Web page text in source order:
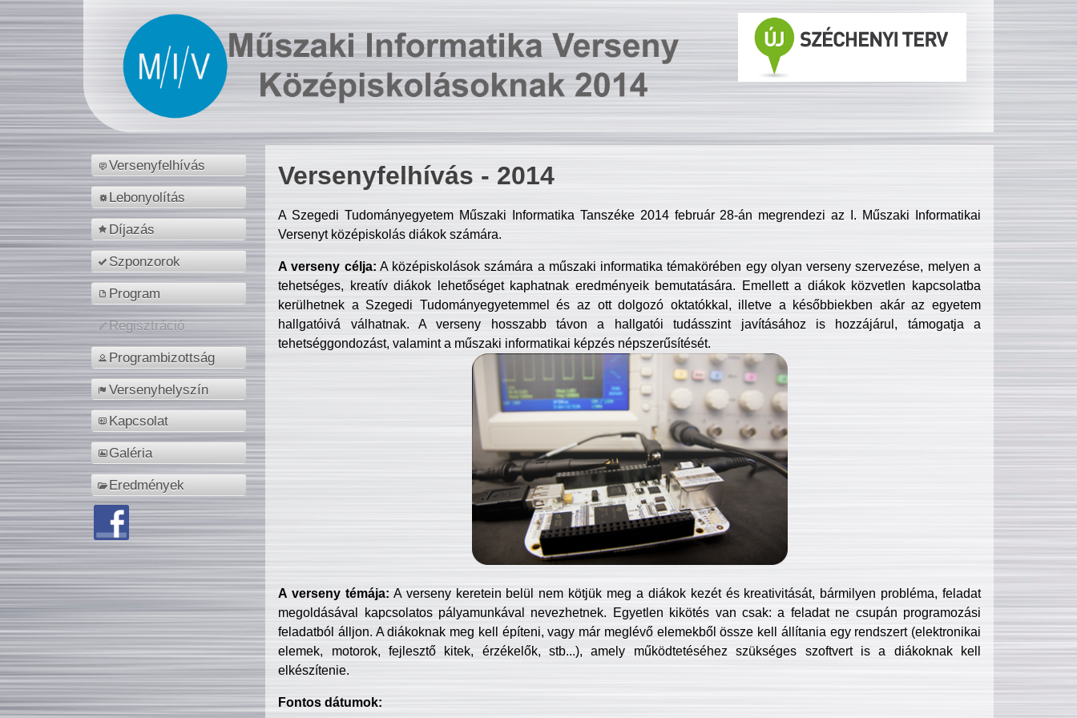
Versenyfelhívás
Lebonyolítás
Díjazás
Szponzorok
Program
Regisztráció
Programbizottság
Versenyhelyszín
Kapcsolat
Galéria
Eredmények
Versenyfelhívás - 2014
A Szegedi Tudományegyetem Műszaki Informatika Tanszéke 2014 február 28-án megrendezi az I. Műszaki Informatikai
Versenyt középiskolás diákok számára.
A verseny célja: A középiskolások számára a műszaki informatika témakörében egy olyan verseny szervezése, melyen a
tehetséges, kreatív diákok lehetőséget kaphatnak eredményeik bemutatására. Emellett a diákok közvetlen kapcsolatba
kerülhetnek a Szegedi Tudományegyetemmel és az ott dolgozó oktatókkal, illetve a későbbiekben akár az egyetem
hallgatóivá válhatnak. A verseny hosszabb távon a hallgatói tudásszint javításához is hozzájárul, támogatja a
tehetséggondozást, valamint a műszaki informatikai képzés népszerűsítését.
A verseny témája: A verseny keretein belül nem kötjük meg a diákok kezét és kreativitását, bármilyen probléma, feladat
megoldásával kapcsolatos pályamunkával nevezhetnek. Egyetlen kikötés van csak: a feladat ne csupán programozási
feladatból álljon. A diákoknak meg kell építeni, vagy már meglévő elemekből össze kell állítania egy rendszert (elektronikai
elemek, motorok, fejlesztő kitek, érzékelők, stb...), amely működtetéséhez szükséges szoftvert is a diákoknak kell
elkészítenie.
Fontos dátumok: